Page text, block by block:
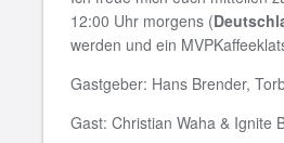
12:00 Uhr morgens (
werden und ein
Gastgeber: Hans Brender,
Gast: Christian Waha & Ignite